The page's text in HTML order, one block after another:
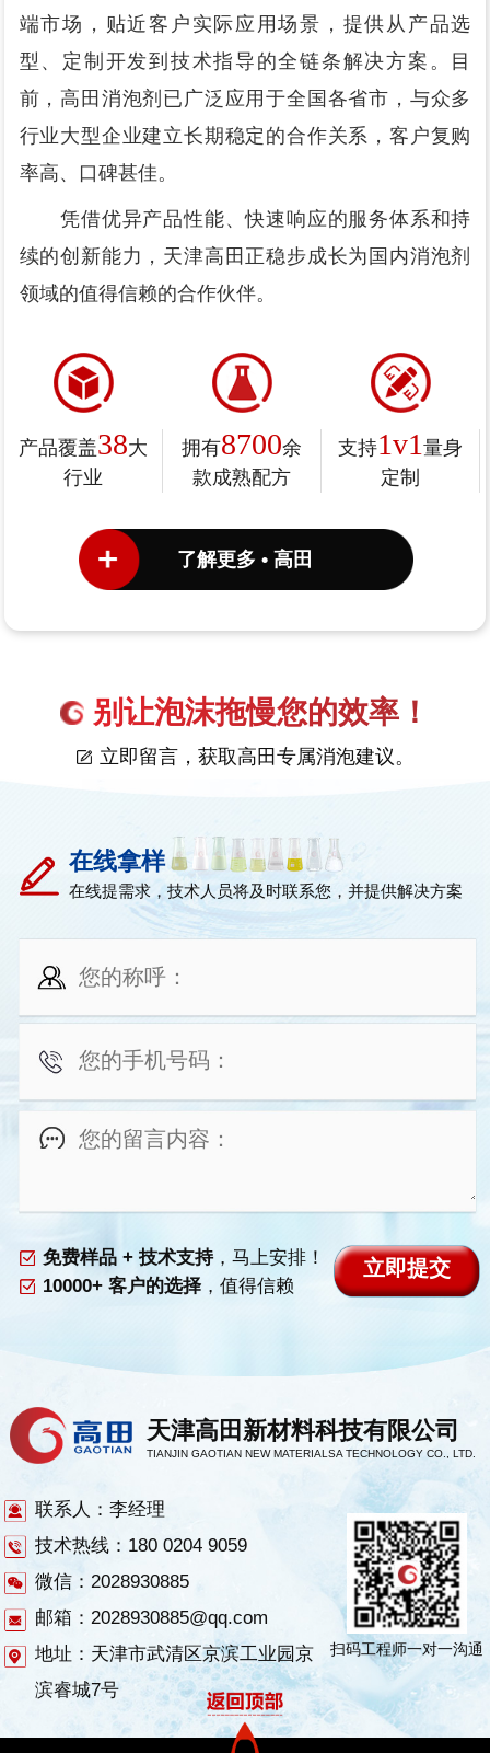
端市场，贴近客户实际应用场景，提供从产品选
型、定制开发到技术指导的全链条解决方案。目
前，高田消泡剂已广泛应用于全国各省市，与众多
行业大型企业建立长期稳定的合作关系，客户复购
率高、口碑甚佳。
凭借优异产品性能、快速响应的服务体系和持
续的创新能力，天津高田正稳步成长为国内消泡剂
领域的值得信赖的合作伙伴。
产品覆盖38大
行业
拥有8700余
款成熟配方
支持1v1 量身
定制
了解更多 • 高田
别让泡沫拖慢您的效率！
立即留言，获取高田专属消泡建议。
在线拿样
在线提需求，技术人员将及时联系您，并提供解决方案
免费样品 + 技术支持，马上安排！
10000+ 客户的选择，值得信赖
天津高田新材料科技有限公司
TIANJIN GAOTIAN NEW MATERIALSA TECHNOLOGY CO., LTD.
联系人：李经理
技术热线：180 0204 9059
微信：2028930885
邮箱：2028930885@qq.com
地址：天津市武清区京滨工业园京
滨睿城7号
扫码工程师一对一沟通